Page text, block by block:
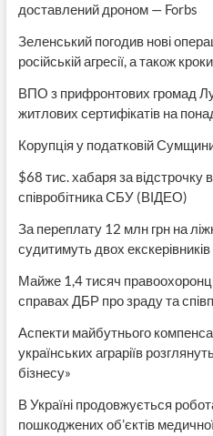
доставлений дроном — Forbs
Зеленський погодив нові
російській агресії, а також
ВПО з прифронтових громад
житлових сертифікатів на
Корупція у податковій
$68 тис. хабаря за відстрочку
співробітника СБУ (ВІДЕО)
За переплату 12 млн грн на
судитимуть двох
Майже 1,4 тисяч
справах ДБР про зраду та
Аспекти майбутнього
українських аграріїв
бізнесу»
В Україні продовжується
пошкоджених об’єктів